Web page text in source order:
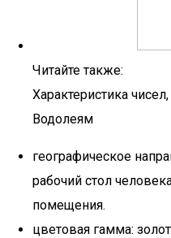
Читайте также:
Характеристика
Водолеям
географическое
рабочий стол
помещения.
цветовая гамма: